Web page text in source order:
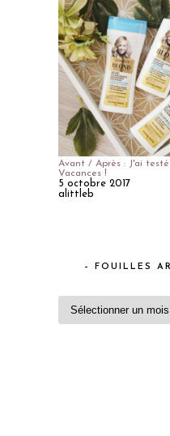
Avant / Après : J'ai
Vacances !
5 octobre 2017
alittleb
– FOUILLES